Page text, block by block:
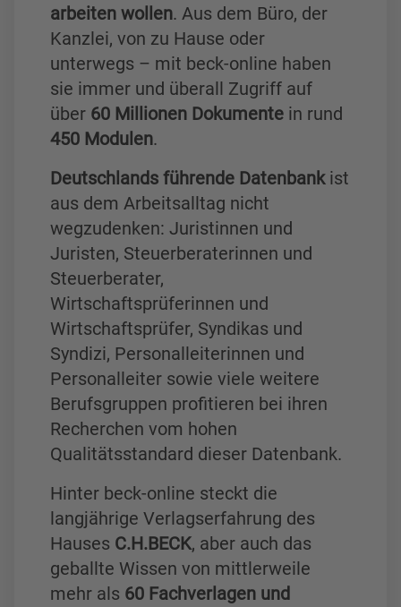
arbeiten wollen. Aus dem Büro, der
Kanzlei, von zu Hause oder
unterwegs – mit beck-online haben
sie immer und überall Zugriff auf
über 60 Millionen Dokumente in rund
450 Modulen.
Deutschlands führende Datenbankist
aus dem Arbeitsalltag nicht
wegzudenken: Juristinnen und
Juristen, Steuerberaterinnen und
Steuerberater,
Wirtschaftsprüferinnen und
Wirtschaftsprüfer, Syndikas und
Syndizi, Personalleiterinnen und
Personalleiter sowie viele weitere
Berufsgruppen profitieren bei ihren
Recherchen vom hohen
Qualitätsstandard dieser Datenbank.
Hinter beck-online steckt die
langjährige Verlagserfahrung des
Hauses C.H.BECK, aber auch das
geballte Wissen von mittlerweile
mehr als 60 Fachverlagen und